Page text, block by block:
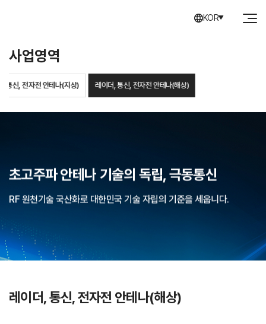
KOR
사업영역
, 통신, 전자전 안테나(지상) 레이더, 통신, 전자전 안테나(해상)
초고주파 안테나 기술의 독립, 극동통신
RF 원천기술 국산화로 대한민국 기술 자립의 기준을 세웁니다.
레이더, 통신, 전자전 안테나(해상)